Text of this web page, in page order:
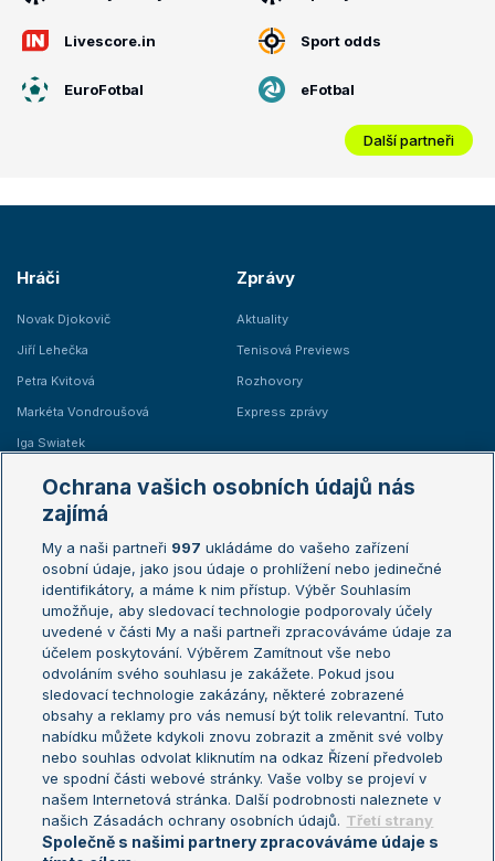
Livescore.in Sport odds
EuroFotbal eFotbal
Další partneři
Hráči
Novak Djokovič
Jiří Lehečka
Petra Kvitová
Markéta Vondroušová
Iga Swiatek
Zprávy
Aktuality
Tenisová Previews
Rozhovory
Express zprávy
Žebříčky
Žebříček ATP (muži)
Žebříček WTA (ženy)
Sázkařský žebříček
Australian Open
French Open
Wimbledon
US Open
Turnaj mistrů
Turnaj mistryň
Aktualní trendy
Fotbalové přestupy
Livesport Daily
LS Prague Open
Ochrana vašich osobních údajů nás
zajímá
My a naši partneři 997 ukládáme do vašeho zařízení
osobní údaje, jako jsou údaje o prohlížení nebo jedinečné
identifikátory, a máme k nim přístup. Výběr Souhlasím
umožňuje, aby sledovací technologie podporovaly účely
uvedené v části My a naši partneři zpracováváme údaje za
účelem poskytování. Výběrem Zamítnout vše nebo
odvoláním svého souhlasu je zakážete. Pokud jsou
sledovací technologie zakázány, některé zobrazené
obsahy a reklamy pro vás nemusí být tolik relevantní. Tuto
nabídku můžete kdykoli znovu zobrazit a změnit své volby
nebo souhlas odvolat kliknutím na odkaz Řízení předvoleb
ve spodní části webové stránky. Vaše volby se projeví v
našem Internetová stránka. Další podrobnosti naleznete v
našich Zásadách ochrany osobních údajů. Třetí strany
Společně s našimi partnery zpracováváme údaje s